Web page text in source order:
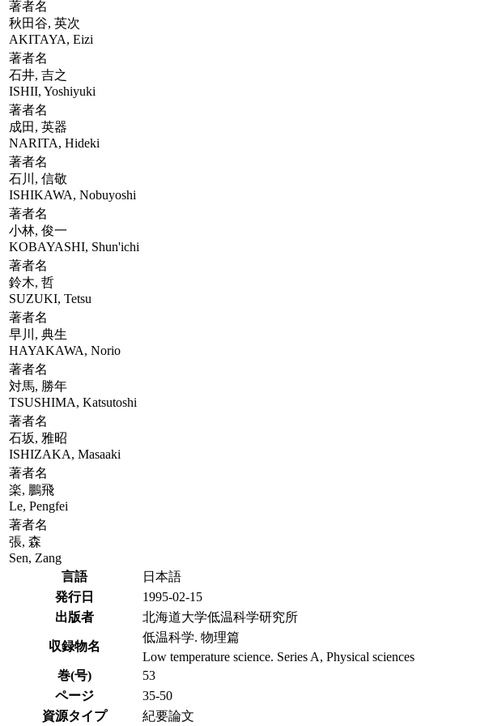
著者名
秋田谷, 英次
AKITAYA, Eizi
著者名
石井, 吉之
ISHII, Yoshiyuki
著者名
成田, 英器
NARITA, Hideki
著者名
石川, 信敬
ISHIKAWA, Nobuyoshi
著者名
小林, 俊一
KOBAYASHI, Shun'ichi
著者名
鈴木, 哲
SUZUKI, Tetsu
著者名
早川, 典生
HAYAKAWA, Norio
著者名
対馬, 勝年
TSUSHIMA, Katsutoshi
著者名
石坂, 雅昭
ISHIZAKA, Masaaki
著者名
楽, 鵬飛
Le, Pengfei
著者名
張, 森
Sen, Zang
言語
日本語
発行日
1995-02-15
出版者
北海道大学低温科学研究所
収録物名
低温科学. 物理篇
Low temperature science. Series A, Physical sciences
巻(号)
53
ページ
35-50
資源タイプ
紀要論文